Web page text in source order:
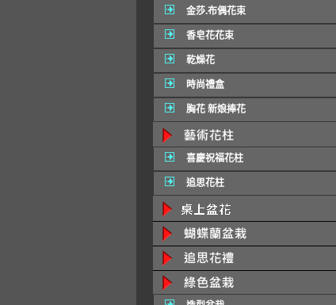
金莎.布偶花束
香皂花花束
乾燥花
時尚禮盒
胸花 新娘捧花
喜慶祝福花柱
追思花柱